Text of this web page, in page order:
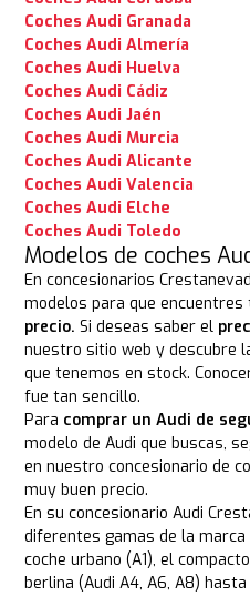
Coches Audi Granada
Coches Audi Almería
Coches Audi Huelva
Coches Audi Cádiz
Coches Audi Jaén
Coches Audi Murcia
Coches Audi Alicante
Coches Audi Valencia
Coches Audi Elche
Coches Audi Toledo
Modelos de coches
En concesionarios
modelos para que
precio. Si deseas saber el
nuestro sitio web y descubre
que tenemos en stock.
fue tan sencillo.
Para comprar un Audi de
modelo de Audi que buscas,
en nuestro concesionario de
muy buen precio.
En su concesionario Audi
diferentes gamas de la
coche urbano (A1), el
berlina (Audi A4, A6, A8)